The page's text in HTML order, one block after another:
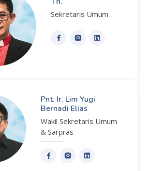
Sekretaris Umum
Pnt. Ir. Lim Yugi
Bernadi Elias
Wakil Sekretaris Umum
& Sarpras